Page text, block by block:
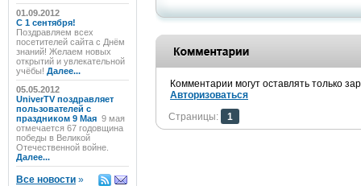
01.09.2012
C 1 сентября!
Поздравляем всех
посетителей сайта с Днём
знаний! Желаем новых
открытий и увлекательной
учёбы! Далее...
05.05.2012
UniverTV поздравляет
пользователей с
праздником 9 Мая 9 мая
отмечается 67 годовщина
победы в Великой
Отечественной войне.
Далее...
Все новости »
Комментарии могут оставлять только
Авторизоваться
Страницы:
1